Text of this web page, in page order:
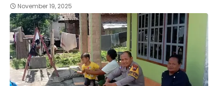
November 19, 2025